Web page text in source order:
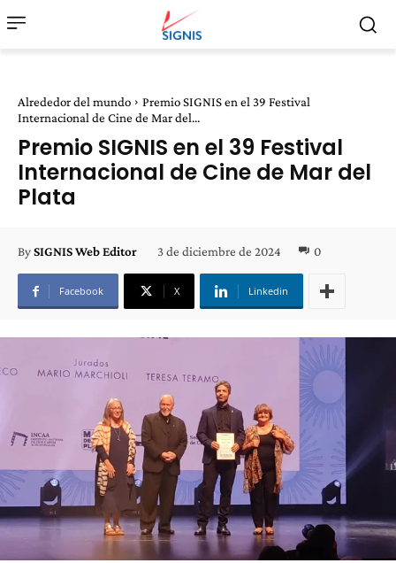
Alrededor del mundo
Premio SIGNIS en el 39 Festival
Internacional de Cine de Mar del...
Premio SIGNIS en el 39 Festival
Internacional de Cine de Mar del
Plata
BySIGNIS Web Editor 3 de diciembre de 2024 0
Facebook X Linkedin